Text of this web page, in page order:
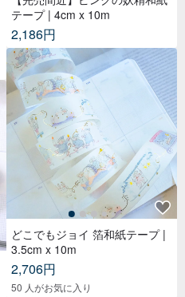
テープ | 4cm x 10m
2,186円
どこでもジョイ 箔和紙テープ |
3.5cm x 10m
2,706円
50 人がお気に入り